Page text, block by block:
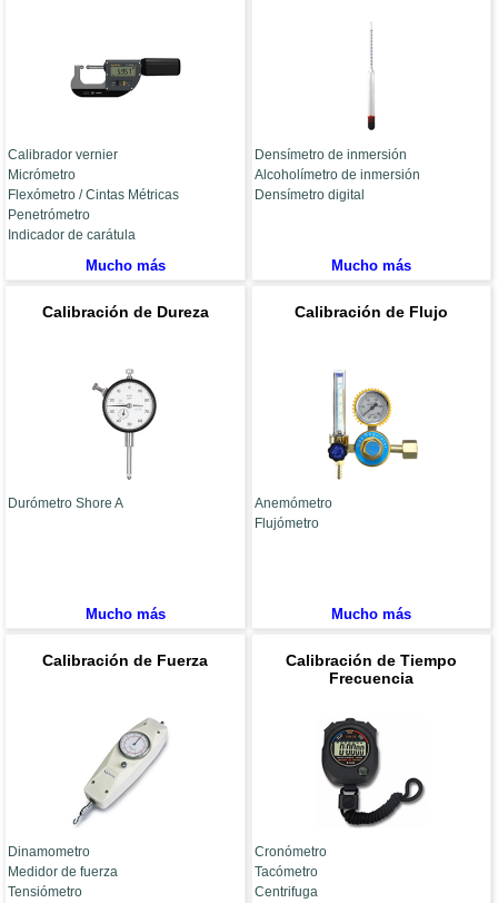
Calibrador vernier
Micrómetro
Flexómetro / Cintas Métricas
Penetrómetro
Indicador de carátula
Mucho más
Densímetro de inmersión
Alcoholímetro de inmersión
Densímetro digital
Mucho más
Calibración de Dureza
Durómetro Shore A
Mucho más
Calibración de Flujo
Anemómetro
Flujómetro
Mucho más
Calibración de Fuerza
Dinamometro
Medidor de fuerza
Tensiómetro
Calibración de Tiempo
Frecuencia
Cronómetro
Tacómetro
Centrifuga